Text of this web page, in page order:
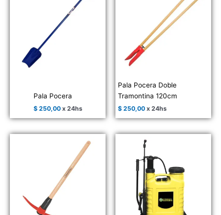
Pala Pocera
$250,00x 24hs
Pala Pocera Doble
Tramontina 120cm
$ 250,00 x 24hs